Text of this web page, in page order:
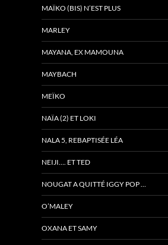
MAÏKO (BIS) N’EST PLUS
MARLEY
MAYANA, EX MAMOUNA
MAYBACH
MEÏKO
NAÏA (2) ET LOKI
NALA 5, REBAPTISÉE LÉA
NEIJI…. ET TED
NOUGAT A QUITTÉ IGGY POP …
O’MALEY
OXANA ET SAMY